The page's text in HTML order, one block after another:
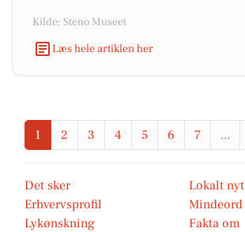
Kilde: Steno Museet
Læs hele artiklen her
1 2 3 4 5 6 7 ...
Det sker
Lokalt nyt
Erhvervsprofil
Mindeord
Lykønskning
Fakta om